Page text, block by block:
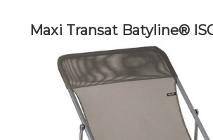
Maxi Transat Batyline®